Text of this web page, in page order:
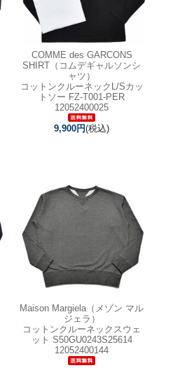
COMME des GARCONS
SHIRT（コムデギャルソンシ
ャツ）
コットンクルーネックL/Sカッ
トソー FZ-T001-PER
12052400025
9,900円(税込)
Maison Margiela（メゾン マル
ジェラ）
コットンクルーネックスウェ
ット S50GU0243S25614
12052400144